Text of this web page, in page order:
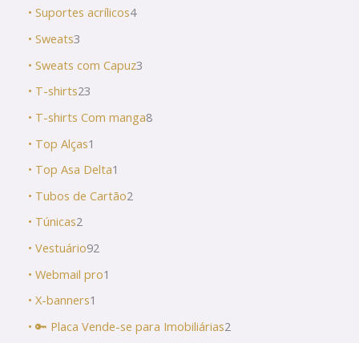
• Suportes acrílicos4
• Sweats3
• Sweats com Capuz3
• T-shirts23
• T-shirts Com manga8
• Top Alças1
• Top Asa Delta1
• Tubos de Cartão2
• Túnicas2
• Vestuário92
• Webmail pro1
• X-banners1
• 🔑 Placa Vende-se para Imobiliárias2